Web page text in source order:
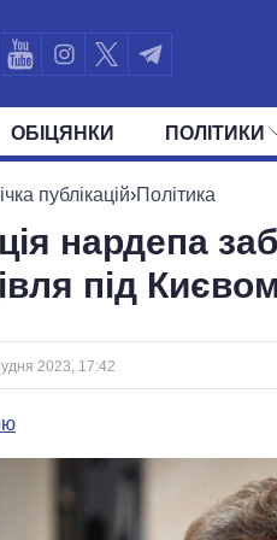
ОБIЦЯНКИ ПОЛIТИКИ
УСІ ПОЛІТИКИ ПРЕЗИДЕНТ І ОФІС
публікацій›Політика
нардепа
під
2023, 17:42